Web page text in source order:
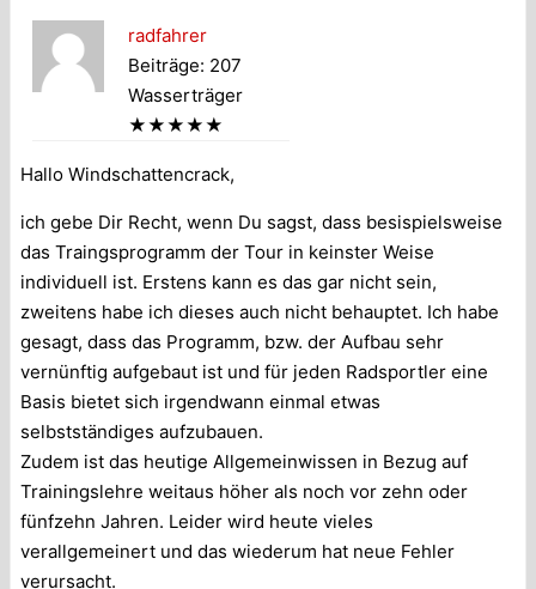
radfahrer
Beiträge: 207
Wasserträger
★★★★★
Hallo Windschattencrack,
ich gebe Dir Recht, wenn Du sagst, dass besispielsweise
das Traingsprogramm der Tour in keinster Weise
individuell ist. Erstens kann es das gar nicht sein,
zweitens habe ich dieses auch nicht behauptet. Ich habe
gesagt, dass das Programm, bzw. der Aufbau sehr
vernünftig aufgebaut ist und für jeden Radsportler eine
Basis bietet sich irgendwann einmal etwas
selbstständiges aufzubauen.
Zudem ist das heutige Allgemeinwissen in Bezug auf
Trainingslehre weitaus höher als noch vor zehn oder
fünfzehn Jahren. Leider wird heute vieles
verallgemeinert und das wiederum hat neue Fehler
verursacht.